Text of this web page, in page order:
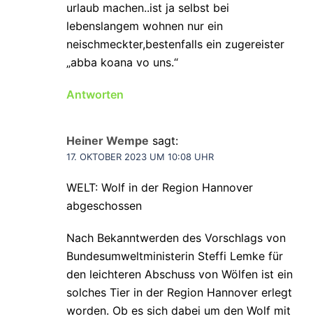
urlaub machen..ist ja selbst bei
lebenslangem wohnen nur ein
neischmeckter,bestenfalls ein zugereister
„abba koana vo uns.“
Antworten
Heiner Wempe sagt:
17. OKTOBER 2023 UM 10:08 UHR
WELT: Wolf in der Region Hannover
abgeschossen
Nach Bekanntwerden des Vorschlags von
Bundesumweltministerin Steffi Lemke für
den leichteren Abschuss von Wölfen ist ein
solches Tier in der Region Hannover erlegt
worden. Ob es sich dabei um den Wolf mit